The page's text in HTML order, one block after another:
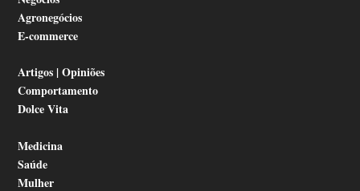
Agronegócios
E-commerce
Artigos | Opiniões
Comportamento
Dolce Vita
Medicina
Saúde
Mulher